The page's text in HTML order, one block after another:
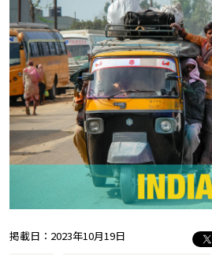
掲載日： 2023年10月19日